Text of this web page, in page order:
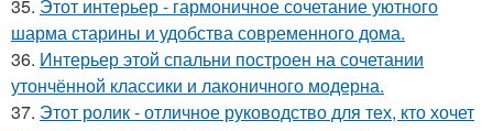
35. Этот интерьер - гармоничное сочетание уютного
шарма старины и удобства современного дома.
36. Интерьер этой спальни построен на сочетании
утончённой классики и лаконичного модерна.
37. Этот ролик - отличное руководство для тех, кто хочет